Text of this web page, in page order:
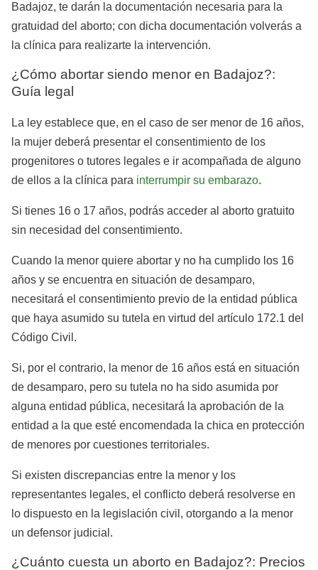
Badajoz, te darán la documentación necesaria para la
gratuidad del aborto; con dicha documentación volverás a
la clínica para realizarte la intervención.
¿Cómo abortar siendo menor en Badajoz?:
Guía legal
La ley establece que, en el caso de ser menor de 16 años,
la mujer deberá presentar el consentimiento de los
progenitores o tutores legales e ir acompañada de alguno
de ellos a la clínica para interrumpir su embarazo.
Si tienes 16 o 17 años, podrás acceder al aborto gratuito
sin necesidad del consentimiento.
Cuando la menor quiere abortar y no ha cumplido los 16
años y se encuentra en situación de desamparo,
necesitará el consentimiento previo de la entidad pública
que haya asumido su tutela en virtud del artículo 172.1 del
Código Civil.
Si, por el contrario, la menor de 16 años está en situación
de desamparo, pero su tutela no ha sido asumida por
alguna entidad pública, necesitará la aprobación de la
entidad a la que esté encomendada la chica en protección
de menores por cuestiones territoriales.
Si existen discrepancias entre la menor y los
representantes legales, el conflicto deberá resolverse en
lo dispuesto en la legislación civil, otorgando a la menor
un defensor judicial.
¿Cuánto cuesta un aborto en Badajoz?: Precios